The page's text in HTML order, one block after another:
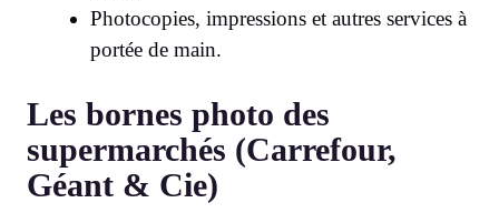
Photocopies, impressions et autres services à
portée de main.
Les bornes photo des
supermarchés (Carrefour,
Géant & Cie)